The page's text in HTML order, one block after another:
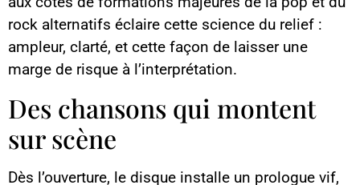
rock alternatifs éclaire cette science du relief :
ampleur, clarté, et cette façon de laisser une
marge de risque à l’interprétation.
Des chansons qui montent
sur scène
Dès l’ouverture, le disque installe un prologue vif,